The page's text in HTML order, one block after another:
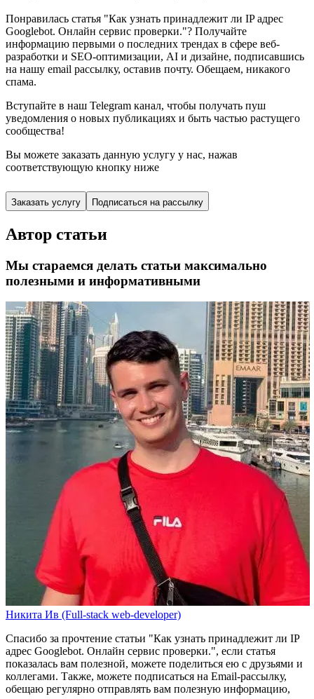
Понравилась статья "Как узнать принадлежит ли IP адрес
Googlebot. Онлайн сервис проверки."? Получайте
информацию первыми о последних трендах в сфере веб-
разработки и SEO-оптимизации, AI и дизайне, подписавшись
на нашу email рассылку, оставив почту. Обещаем, никакого
спама.
Вступайте в наш Telegram канал, чтобы получать пуш
уведомления о новых публикациях и быть частью растущего
сообщества!
Вы можете заказать данную услугу у нас, нажав
соответствующую кнопку ниже
Заказать услугу Подписаться на рассылку
Автор статьи
Мы стараемся делать статьи максимально
полезными и информативными
Никита Ив (Full-stack web-developer)
Спасибо за прочтение статьи "Как узнать принадлежит ли IP
адрес Googlebot. Онлайн сервис проверки.", если статья
показалась вам полезной, можете поделиться ею с друзьями и
коллегами. Также, можете подписаться на Email-рассылку,
обещаю регулярно отправлять вам полезную информацию,